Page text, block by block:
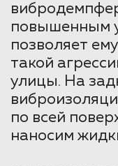
повышенным
позволяет
такой
улицы. На
по всей
наносим